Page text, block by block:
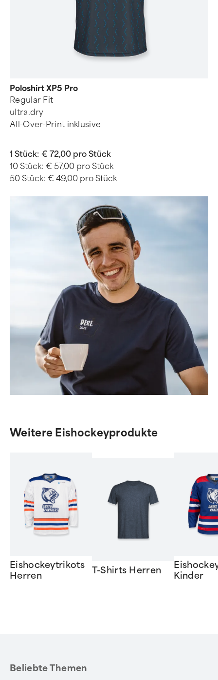
Poloshirt XP5 Pro
Regular Fit
ultra.dry
All-Over-Print inklusive
1 Stück: € 72,00 pro Stück
10 Stück: € 57,00 pro Stück
50 Stück: € 49,00 pro Stück
Weitere Eishockeyprodukte
Eishockeytrikots
Herren
T-Shirts Herren
Kinder
Beliebte Themen